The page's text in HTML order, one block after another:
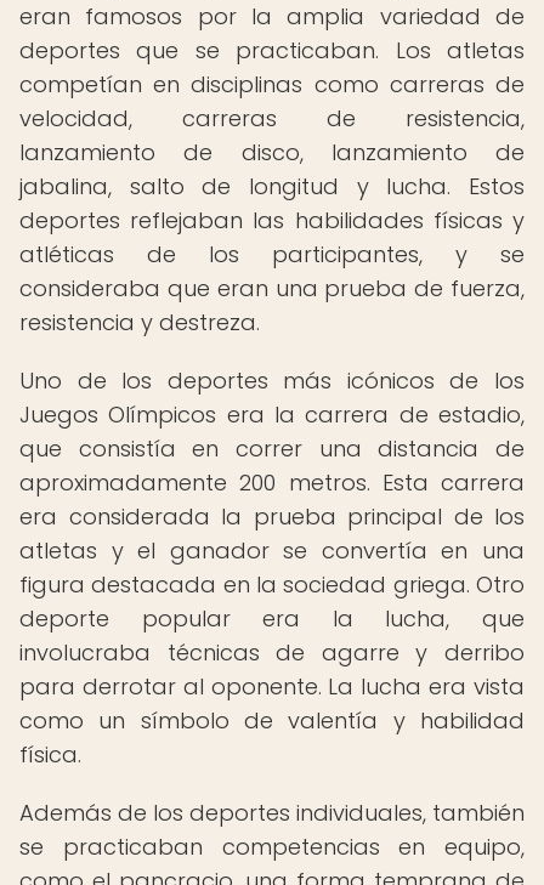
eran famosos por la amplia variedad de
deportes que se practicaban. Los atletas
competían en disciplinas como carreras de
velocidad, carreras de resistencia,
lanzamiento de disco, lanzamiento de
jabalina, salto de longitud y lucha. Estos
deportes reflejaban las habilidades físicas y
atléticas de los participantes, y se
consideraba que eran una prueba de fuerza,
resistencia y destreza.
Uno de los deportes más icónicos de los
Juegos Olímpicos era la carrera de estadio,
que consistía en correr una distancia de
aproximadamente 200 metros. Esta carrera
era considerada la prueba principal de los
atletas y el ganador se convertía en una
figura destacada en la sociedad griega. Otro
deporte popular era la lucha, que
involucraba técnicas de agarre y derribo
para derrotar al oponente. La lucha era vista
como un símbolo de valentía y habilidad
física.
Además de los deportes individuales, también
se practicaban competencias en equipo,